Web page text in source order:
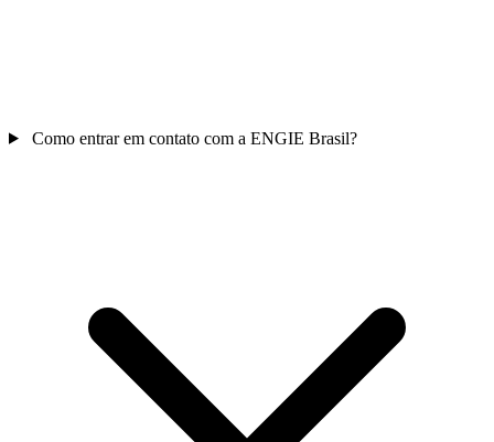
Como entrar em contato com a ENGIE Brasil?